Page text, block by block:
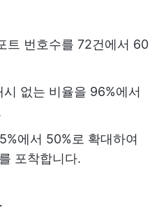
트 번호수를 72건에서 60
없는 비율을 96%에서
에서 50%로 확대하여
포착합니다.